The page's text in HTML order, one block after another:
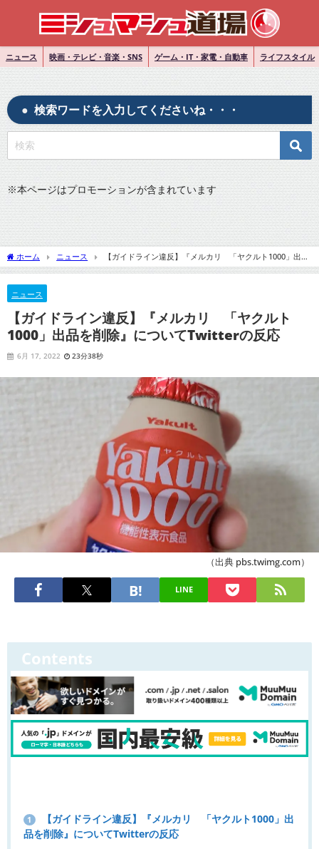
ニュース 映画・テレビ・音楽・SNS ゲーム・IT・家電・自動車 ライフスタイル
検索ワードを入力してくださいね・・・
※本ページはプロモーションが含まれています
ホーム ニュース
【ガイドライン違反】『メルカリ 「ヤクルト1000」出品
を削除』についてTwitterの反応
ニュース
【ガイドライン違反】『メルカリ 「ヤクルト
1000」出品を削除』についてTwitterの反応
6月 17, 2022 23分38秒
（出典 pbs.twimg.com）
LINE
Contents
1
【ガイドライン違反】『メルカリ 「ヤクルト1000」出
品を削除』についてTwitterの反応